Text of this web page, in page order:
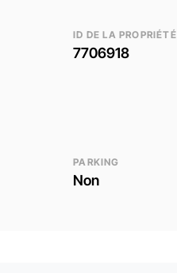
ID DE LA PROPRIÉTÉ
7706918
PARKING
Non